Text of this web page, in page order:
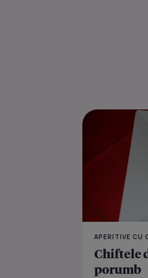
APERITIVE CU
Chiftele
porumb